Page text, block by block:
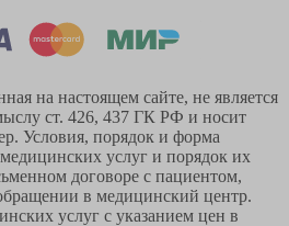
на настоящем сайте, не является
ст. 426, 437 ГК РФ и носит
Условия, порядок и форма
услуг и порядок их
договоре с пациентом,
в медицинский центр.
услуг с указанием цен в